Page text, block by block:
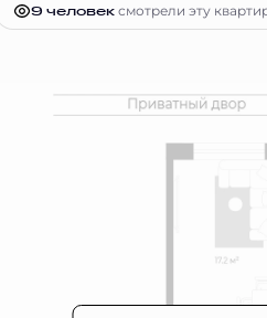
9 человексмотрели эту